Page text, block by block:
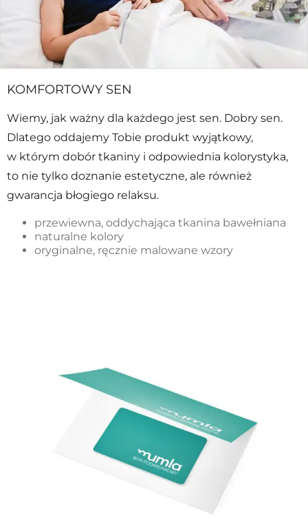
KOMFORTOWY SEN
Wiemy, jak ważny dla każdego jest sen. Dobry sen.
Dlatego oddajemy Tobie produkt wyjątkowy,
w którym dobór tkaniny i odpowiednia kolorystyka,
to nie tylko doznanie estetyczne, ale również
gwarancja błogiego relaksu.
przewiewna, oddychająca tkanina bawełniana
naturalne kolory
oryginalne, ręcznie malowane wzory